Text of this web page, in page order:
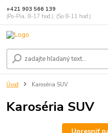
+421 903 566 139
(Po-Pia, 8-17 hod.), (So 8-11 hod.)
Úvod Karoséria SUV
Karoséria SUV